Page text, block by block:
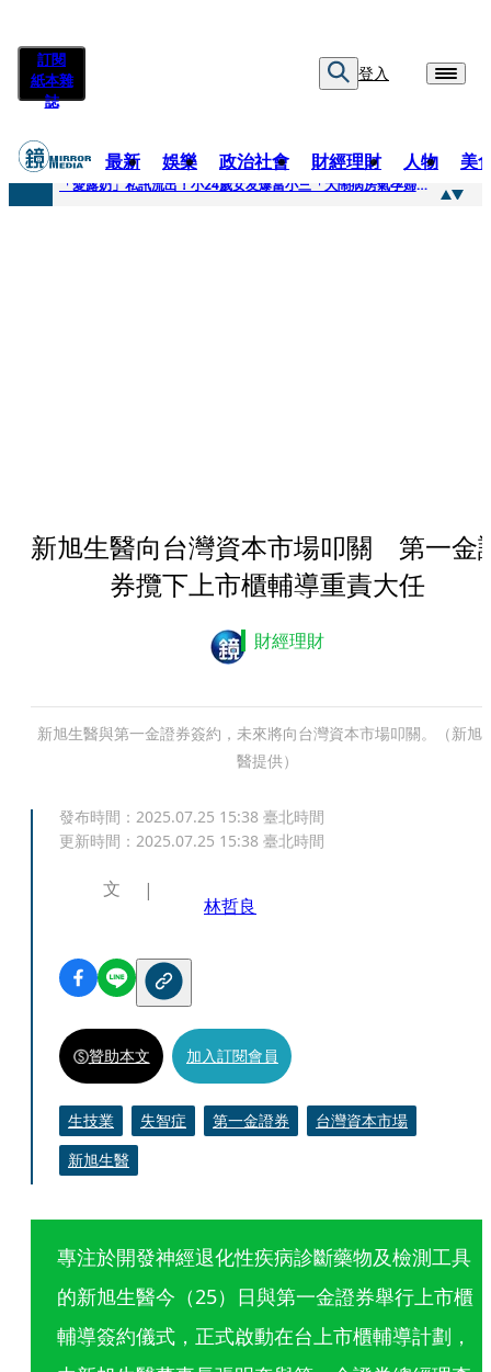
訂閱
紙本雜
誌
登入
最新 娛樂 政治社會 財經理財 人物 美
快訊
「愛露奶」私訊流出！小24歲女友爆當小三「大鬧病房氣孕婦」 姜厚任不忍回應了
新旭生醫向台灣資本市場叩關 第一金
券攬下上市櫃輔導重責大任
財經理財
新旭生醫與第一金證券簽約，未來將向台灣資本市場叩關。（新旭
醫提供）
發布時間： 2025.07.25 15:38 臺北時間
更新時間： 2025.07.25 15:38 臺北時間
文
林哲良
贊助本文 加入訂閱會員
生技業 失智症 第一金證券
台灣資本市場
新旭生醫
專注於開發神經退化性疾病診斷藥物及檢測工具
的新旭生醫今（25）日與第一金證券舉行上市櫃
輔導簽約儀式，正式啟動在台上市櫃輔導計劃，